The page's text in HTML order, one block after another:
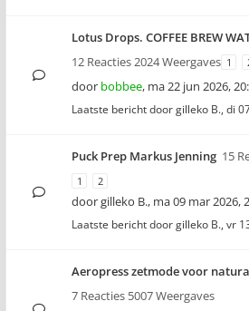
Lotus Drops. COFFEE BREW
12 Reacties 2024 Weergaves 1
door bobbee, ma 22 jun 2026,
Laatste bericht doorgilleko B., di
Puck Prep Markus Jenning 15
1 2
doorgilleko B., ma 09 mar 2026,
Laatste bericht doorgilleko B., vr
Aeropress zetmode voor
7 Reacties 5007 Weergaves